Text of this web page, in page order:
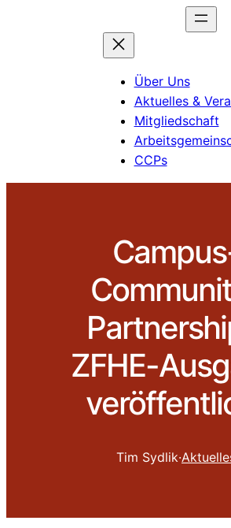
Über Uns
Aktuelles &
Mitgliedschaft
CCPs
ZFHE-
Tim Sydlik·